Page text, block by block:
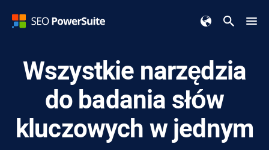
Wszystkie narzędzia
do badania słów
kluczowych w jednym